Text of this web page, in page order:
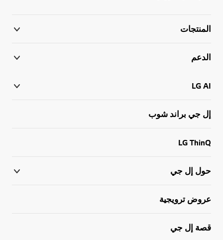
المنتجات
الدعم
LG AI
إل جي براند شوب
LG ThinQ
حول إل جي
عروض ترويجية
قصة إل جي